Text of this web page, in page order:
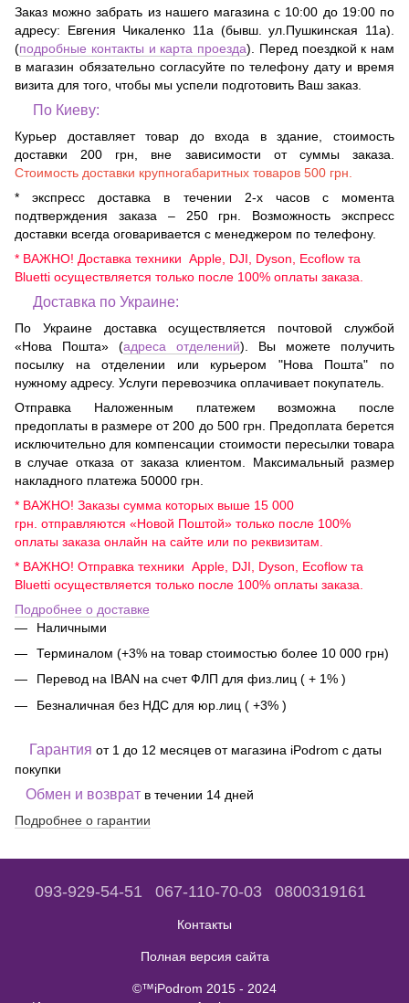
Заказ можно забрать из нашего магазина с 10:00 до 19:00 по
адресу: Евгения Чикаленко 11а (бывш. ул.Пушкинская 11а)
(подробные контакты и карта проезда). Перед поездкой к нам
в магазин обязательно согласуйте по телефону дату и время
визита для того, чтобы мы успели подготовить Ваш заказ.
По Киеву:
Курьер доставляет товар до входа в здание, стоимость
доставки 200 грн, вне зависимости от суммы заказа.
Стоимость доставки крупногабаритных товаров 500 грн.
* экспресс доставка в течении 2-х часов с момента
подтверждения заказа – 250 грн. Возможность экспресс
доставки всегда оговаривается с менеджером по телефону.
* ВАЖНО! Доставка техники Apple, DJI, Dyson, Ecoflow та
Bluetti осуществляется только после 100% оплаты заказа.
Доставка по Украине:
По Украине доставка осуществляется почтовой службой
«Нова Пошта» (адреса отделений). Вы можете получить
посылку на отделении или курьером "Нова Пошта" по
нужному адресу. Услуги перевозчика оплачивает покупатель.
Отправка Наложенным платежем возможна после
предоплаты в размере от 200 до 500 грн. Предоплата берется
исключительно для компенсации стоимости пересылки товара
в случае отказа от заказа клиентом. Максимальный размер
накладного платежа 50000 грн.
* ВАЖНО! Заказы сумма которых выше 15 000
грн. отправляются «Новой Поштой» только после 100%
оплаты заказа онлайн на сайте или по реквизитам.
* ВАЖНО! Отправка техники Apple, DJI, Dyson, Ecoflow та
Bluetti осуществляется только после 100% оплаты заказа.
Подробнее о доставке
Наличными
Терминалом (+3% на товар стоимостью более 10 000 грн)
Перевод на IBAN на счет ФЛП для физ.лиц ( + 1% )
Безналичная без НДС для юр.лиц ( +3% )
Гарантия от 1 до 12 месяцев от магазина iPodrom с даты
покупки
Обмен и возврат в течении 14 дней
Подробнее о гарантии
093-929-54-51 067-110-70-03 0800319161
Контакты
Полная версия сайта
©™iPodrom 2015 - 2024